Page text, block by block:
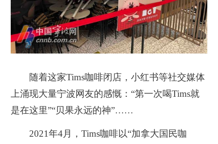
随着这家Tims咖啡闭店，小红书等社交媒体
上涌现大量宁波网友的感慨：“第一次喝Tims就
是在这里”“贝果永远的神”……
2021年4月，Tims咖啡以“加拿大国民咖